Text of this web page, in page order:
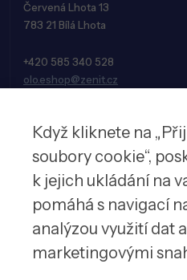
Když kliknete na
soubory cookie“,
k jejich ukládání na
pomáhá s navigací
analýzou využití dat
marketingovými
Červená Lhota 13
783 21 Bílá Lhota
+420 585 340 528
olo.eshop@zenit.cz